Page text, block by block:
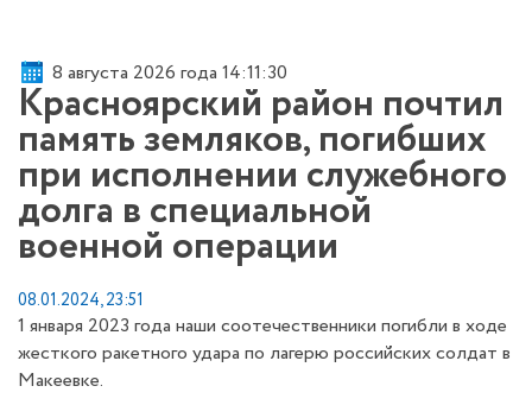
8 августа 2026 года 14:11:30
Красноярский район почтил
память земляков, погибших
при исполнении служебного
долга в специальной
военной операции
08.01.2024, 23:51
1 января 2023 года наши соотечественники погибли в ходе
жесткого ракетного удара по лагерю российских солдат в
Макеевке.